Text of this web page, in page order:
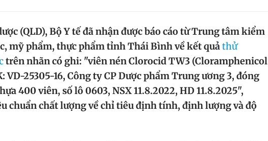
(QLD), Bộ Y tế đã nhận được báo cáo từ Trung tâm kiểm
mỹ phẩm, thực phẩm tỉnh Thái Bình về kết quảthử
trên nhãn có ghi: "viên nén Clorocid TW3 (Cloramphenicol
VD-25305-16, Công ty CP Dược phẩm Trung ương 3, đóng
400 viên, số lô 0603, NSX 11.8.2022, HD 11.8.2025",
chuẩn chất lượng về chỉ tiêu định tính, định lượng và độ